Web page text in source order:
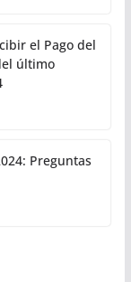
el Pago del
último
Preguntas